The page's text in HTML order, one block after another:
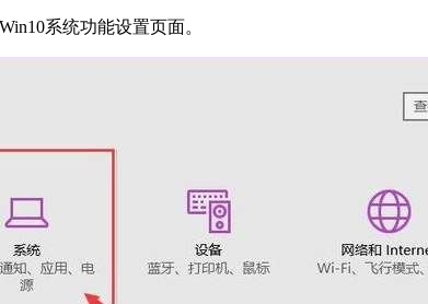
系统功能设置页面。